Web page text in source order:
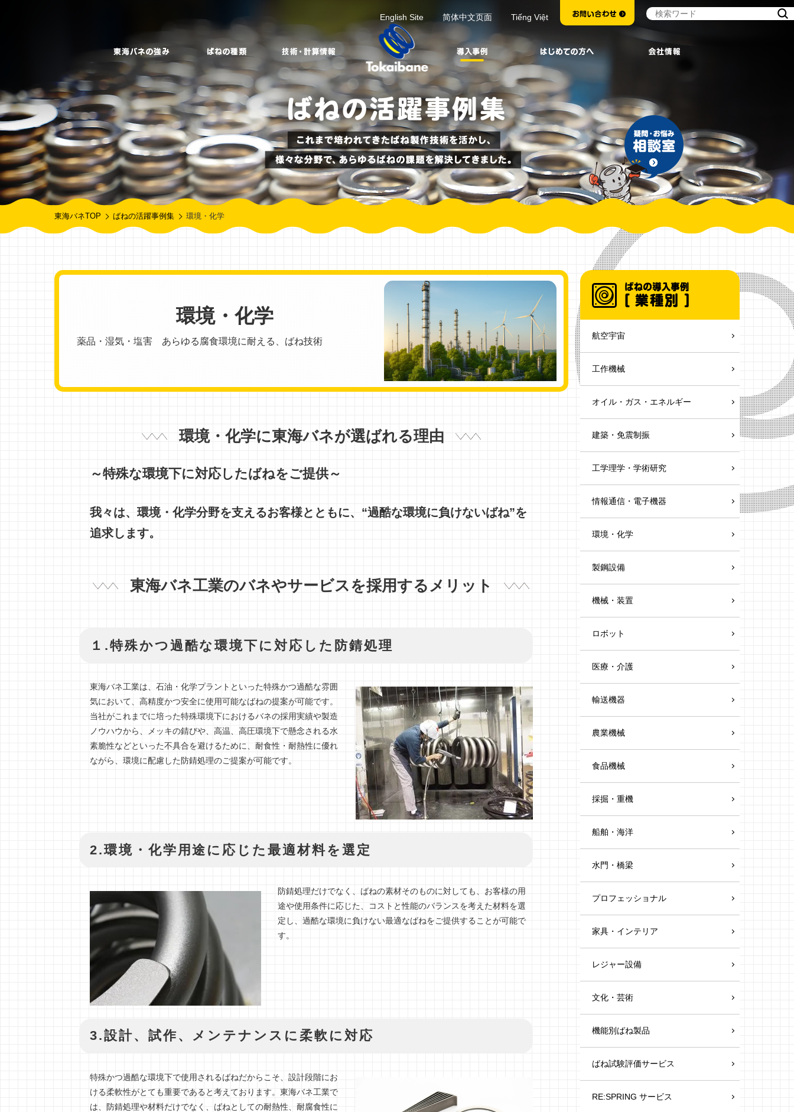
English Site 简体中文页面 Tiếng Việt
東海バネTOP ばねの活躍事例集 環境・化学
環境・化学
薬品・湿気・塩害 あらゆる腐食環境に耐える、ばね技術
環境・化学に東海バネが選ばれる理由
～特殊な環境下に対応したばねをご提供～
我々は、環境・化学分野を支えるお客様とともに、“過酷な環境に負けないばね”を
追求します。
東海バネ工業のバネやサービスを採用するメリット
１.特殊かつ過酷な環境下に対応した防錆処理
東海バネ工業は、石油・化学プラントといった特殊かつ過酷な雰囲
気において、高精度かつ安全に使用可能なばねの提案が可能です。
当社がこれまでに培った特殊環境下におけるバネの採用実績や製造
ノウハウから、メッキの錆びや、高温、高圧環境下で懸念される水
素脆性などといった不具合を避けるために、耐食性・耐熱性に優れ
ながら、環境に配慮した防錆処理のご提案が可能です。
2.環境・化学用途に応じた最適材料を選定
防錆処理だけでなく、ばねの素材そのものに対しても、お客様の用
途や使用条件に応じた、コストと性能のバランスを考えた材料を選
定し、過酷な環境に負けない最適なばねをご提供することが可能で
す。
3.設計、試作、メンテナンスに柔軟に対応
特殊かつ過酷な環境下で使用されるばねだからこそ、設計段階にお
ける柔軟性がとても重要であると考えております。東海バネ工業で
は、防錆処理や材料だけでなく、ばねとしての耐熱性、耐腐食性に
航空宇宙
工作機械
オイル・ガス・エネルギー
建築・免震制振
工学理学・学術研究
情報通信・電子機器
環境・化学
製鋼設備
機械・装置
ロボット
医療・介護
輸送機器
農業機械
食品機械
採掘・重機
船舶・海洋
水門・橋梁
プロフェッショナル
家具・インテリア
レジャー設備
文化・芸術
機能別ばね製品
ばね試験評価サービス
RE:SPRING サービス